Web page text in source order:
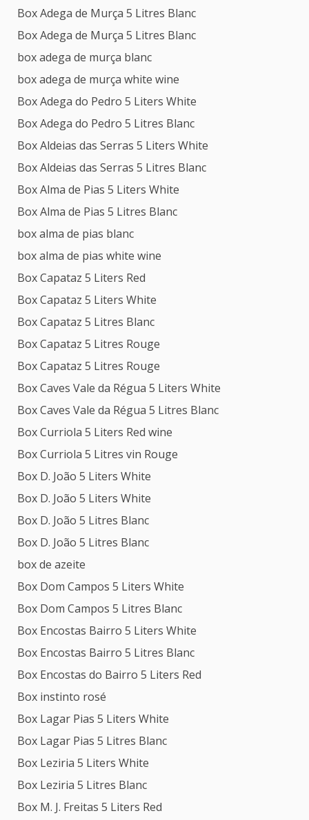
Box Adega de Murça 5 Litres Blanc
Box Adega de Murça 5 Litres Blanc
box adega de murça blanc
box adega de murça white wine
Box Adega do Pedro 5 Liters White
Box Adega do Pedro 5 Litres Blanc
Box Aldeias das Serras 5 Liters White
Box Aldeias das Serras 5 Litres Blanc
Box Alma de Pias 5 Liters White
Box Alma de Pias 5 Litres Blanc
box alma de pias blanc
box alma de pias white wine
Box Capataz 5 Liters Red
Box Capataz 5 Liters White
Box Capataz 5 Litres Blanc
Box Capataz 5 Litres Rouge
Box Capataz 5 Litres Rouge
Box Caves Vale da Régua 5 Liters White
Box Caves Vale da Régua 5 Litres Blanc
Box Curriola 5 Liters Red wine
Box Curriola 5 Litres vin Rouge
Box D. João 5 Liters White
Box D. João 5 Liters White
Box D. João 5 Litres Blanc
Box D. João 5 Litres Blanc
box de azeite
Box Dom Campos 5 Liters White
Box Dom Campos 5 Litres Blanc
Box Encostas Bairro 5 Liters White
Box Encostas Bairro 5 Litres Blanc
Box Encostas do Bairro 5 Liters Red
Box instinto rosé
Box Lagar Pias 5 Liters White
Box Lagar Pias 5 Litres Blanc
Box Leziria 5 Liters White
Box Leziria 5 Litres Blanc
Box M. J. Freitas 5 Liters Red